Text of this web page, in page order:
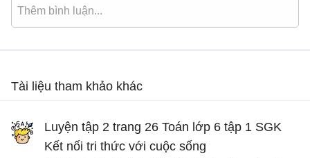
Tài liệu tham khảo khác
Luyện tập 2 trang 26 Toán lớp 6 tập 1 SGK
Kết nối tri thức với cuộc sống